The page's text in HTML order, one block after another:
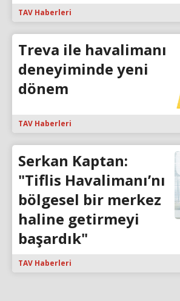
TAV Haberleri
Treva ile havalimanı
deneyiminde yeni
dönem
TAV Haberleri
Serkan Kaptan:
"Tiflis Havalimanı’nı
bölgesel bir merkez
haline getirmeyi
başardık"
TAV Haberleri